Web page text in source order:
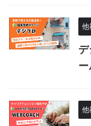
他
ー
他